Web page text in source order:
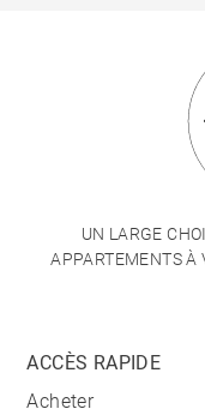
UN LARGE
APPARTEMENTS À
ACCÈS RAPIDE
Acheter